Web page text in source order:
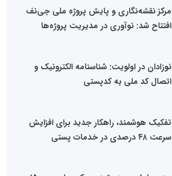
مرکز نقشه‌نگاری و پایش پروژه ملی جی‌نف
افتتاح شد: نوآوری در مدیریت پروژه‌ها
نوزادان در اولویت: شناسنامه الکترونیک و
اتصال کد ملی به کدپستی
تفکیک هوشمند، راهکار جدید برای افزایش
سرعت ۴۸ درصدی در خدمات پستی